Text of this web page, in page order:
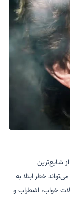
شایع‌ترین
خطر ابتلا به
خواب، اضطراب و